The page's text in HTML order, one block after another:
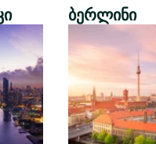
ბერლინი